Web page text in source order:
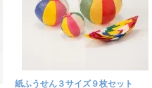
紙ふうせん３サイズ９枚セット